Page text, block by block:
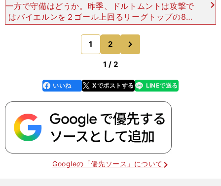
一方で守備はどうか。昨季、ドルトムントは攻撃で
はバイエルンを２ゴール上回るリーグトップの82
ゴールを挙げたが、失点数はバイエルンの17に対し
て34。いくつも試した変則的なシステムの弊害が
数字となって表
1 2
1 / 2
faceboo
k
いいね Xでポストする
line LINEで送る
Googleの「優先ソース」について